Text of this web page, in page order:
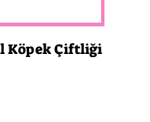
Köpek Çiftliği